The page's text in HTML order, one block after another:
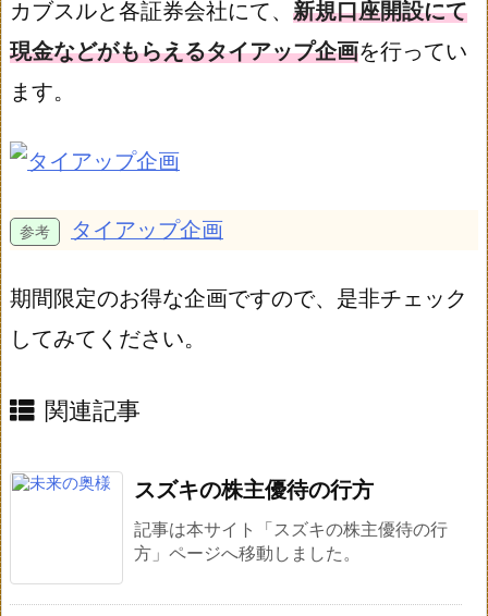
カブスルと各証券会社にて、 新規口座開設にて
現金などがもらえるタイアップ企画を行ってい
ます。
タイアップ企画
期間限定のお得な企画ですので、是非チェック
してみてください。
関連記事
スズキの株主優待の行方
記事は本サイト「スズキの株主優待の行
方」ページへ移動しました。